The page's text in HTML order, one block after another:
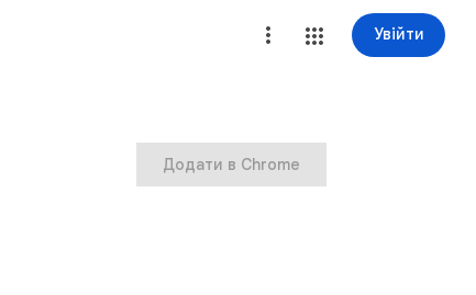
Увійти
Додати в Chrome